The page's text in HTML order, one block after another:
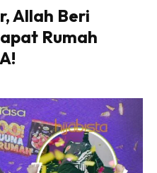
Allah Beri
Rumah